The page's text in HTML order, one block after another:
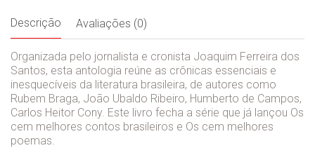
Descrição Avaliações (0)
Organizada pelo jornalista e cronista Joaquim Ferreira dos
Santos, esta antologia reúne as crônicas essenciais e
inesquecíveis da literatura brasileira, de autores como
Rubem Braga, João Ubaldo Ribeiro, Humberto de Campos,
Carlos Heitor Cony. Este livro fecha a série que já lançou Os
cem melhores contos brasileiros e Os cem melhores
poemas.